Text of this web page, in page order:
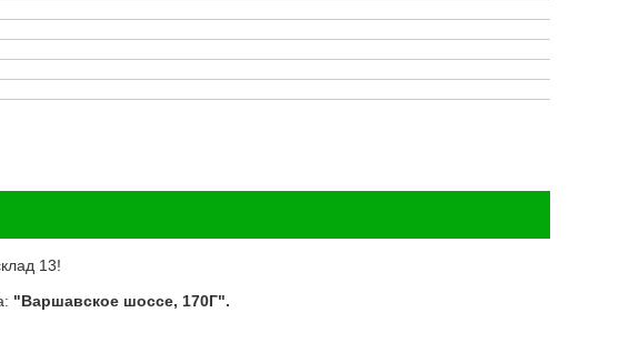
13!
"Варшавское шоссе, 170Г".